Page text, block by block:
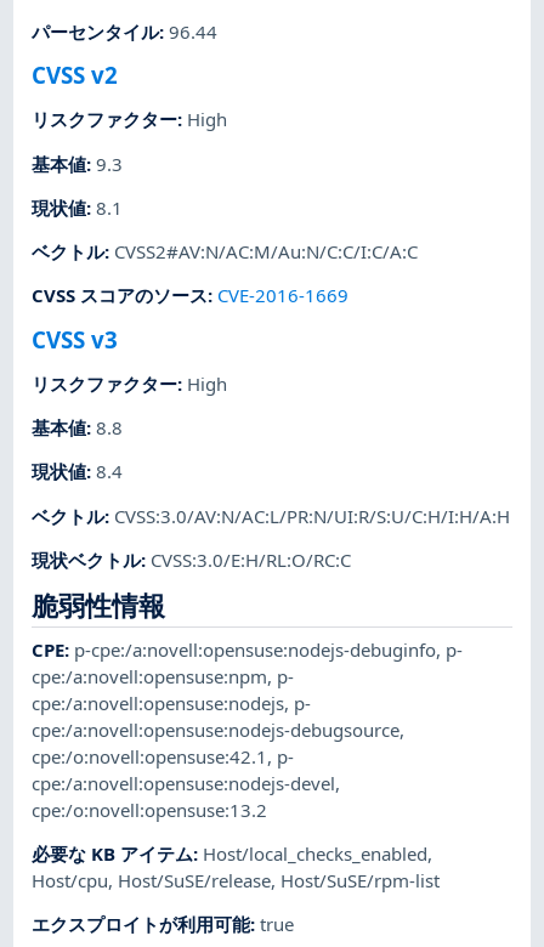
パーセンタイル:96.44
CVSS v2
リスクファクター: High
基本値:9.3
現状値:8.1
ベクトル: CVSS2#AV:N/AC:M/Au:N/C:C/I:C/A:C
CVSS スコアのソース: CVE-2016-1669
CVSS v3
リスクファクター: High
基本値:8.8
現状値:8.4
ベクトル: CVSS:3.0/AV:N/AC:L/PR:N/UI:R/S:U/C:H/I:H/A:H
現状ベクトル: CVSS:3.0/E:H/RL:O/RC:C
脆弱性情報
CPE: p-cpe:/a:novell:opensuse:nodejs-debuginfo, p-
cpe:/a:novell:opensuse:npm, p-
cpe:/a:novell:opensuse:nodejs, p-
cpe:/a:novell:opensuse:nodejs-debugsource,
cpe:/o:novell:opensuse:42.1 , p-
cpe:/a:novell:opensuse:nodejs-devel,
cpe:/o:novell:opensuse:13.2
必要な KB アイテム: Host/local_checks_enabled,
Host/cpu, Host/SuSE/release, Host/SuSE/rpm-list
エクスプロイトが利用可能:true